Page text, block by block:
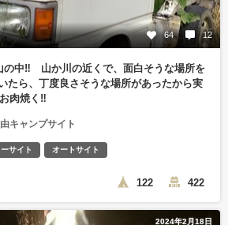
64 12
中‼️ 山か川の近くで、面白そうな場所を
たら、丁度良さそうな場所があったから実
肉焼く‼️
キャンプサイト
サイト オートサイト
122 422
2024年2月18日